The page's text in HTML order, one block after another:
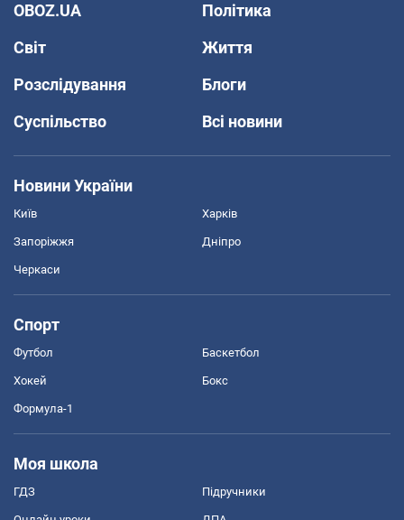
OBOZ.UA
Політика
Світ
Життя
Розслідування
Блоги
Суспільство
Всі новини
Новини України
Київ Харків
Запоріжжя Дніпро
Черкаси
Спорт
Футбол Баскетбол
Хокей Бокс
Формула-1
Моя школа
ГДЗ Підручники